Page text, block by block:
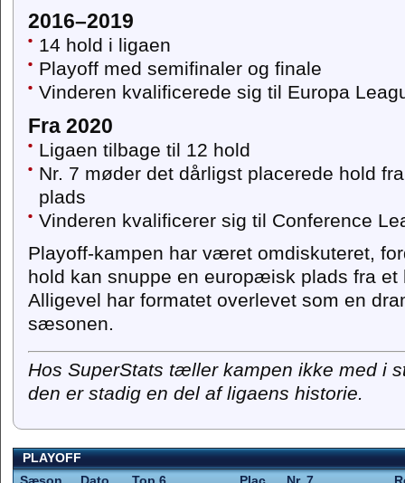
2016–2019
14 hold i ligaen
Playoff med semifinaler og finale
Vinderen kvalificerede sig til Europa
Fra 2020
Ligaen tilbage til 12 hold
Nr. 7 møder det dårligst placerede hold
plads
Vinderen kvalificerer sig til Conference
Playoff-kampen har været omdiskuteret,
hold kan snuppe en europæisk plads fra et
Alligevel har formatet overlevet som en
sæsonen.
Hos SuperStats tæller kampen ikke med i
den er stadig en del af ligaens historie.
PLAYOFF